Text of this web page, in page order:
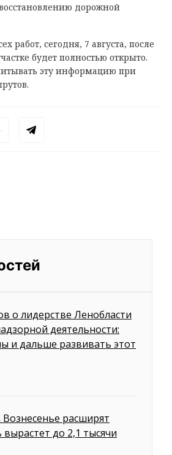
дорожной
работ, сегодня, 7 августа, после
будет полностью открыто.
эту информацию при
о лидерстве Ленобласти
деятельности:
и дальше развивать этот
расширят
до 2,1 тысячи